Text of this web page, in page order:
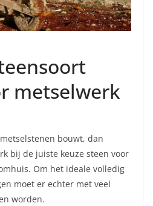
metselwerk
bouwt, dan
bij de juiste keuze steen voor
Om het ideale ​​volledig
moet er echter met veel
worden.